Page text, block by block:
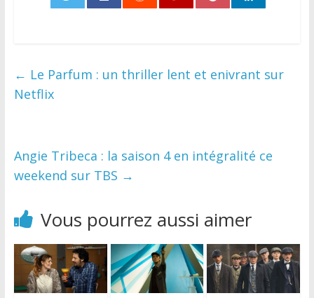
← Le Parfum : un thriller lent et enivrant sur
Netflix
Angie Tribeca : la saison 4 en intégralité ce
weekend sur TBS →
Vous pourrez aussi aimer